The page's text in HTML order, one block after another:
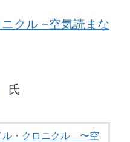
クル ~空気読まな
氏
ル・クロニクル 〜空